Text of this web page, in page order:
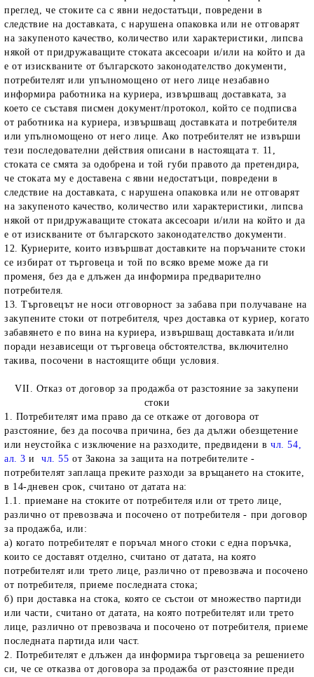
преглед, че стоките са с явни недостатъци, повредени в
следствие на доставката, с нарушена опаковка или не отговарят
на закупеното качество, количество или характеристики, липсва
някой от придружаващите стоката аксесоари и/или на който и да
е от изискваните от българското законодателство документи,
потребителят или упълномощено от него лице незабавно
информира работника на куриера, извършващ доставката, за
което се съставя писмен документ/протокол, който се подписва
от работника на куриера, извършващ доставката и потребителя
или упълномощено от него лице. Ако потребителят не извърши
тези последователни действия описани в настоящата т. 11,
стоката се смята за одобрена и той губи правото да претендира,
че стоката му е доставена с явни недостатъци, повредени в
следствие на доставката, с нарушена опаковка или не отговарят
на закупеното качество, количество или характеристики, липсва
някой от придружаващите стоката аксесоари и/или на който и да
е от изискваните от българското законодателство документи.
12. Куриерите, които извършват доставките на поръчаните стоки
се избират от търговеца и той по всяко време може да ги
променя, без да е длъжен да информира предварително
потребителя.
13. Търговецът не носи отговорност за забава при получаване на
закупените стоки от потребителя, чрез доставка от куриер, когато
забавянето е по вина на куриера, извършващ доставката и/или
поради независещи от търговеца обстоятелства, включително
такива, посочени в настоящите общи условия.
VII. Отказ от договор за продажба от разстояние за закупени
стоки
1. Потребителят има право да се откаже от договора от
разстояние, без да посочва причина, без да дължи обезщетение
или неустойка с изключение на разходите, предвидени вчл. 54,
ал. 3 ичл. 55 от Закона за защита на потребителите -
потребителят заплаща преките разходи за връщането на стоките,
в 14-дневен срок, считано от датата на:
1.1. приемане на стоките от потребителя или от трето лице,
различно от превозвача и посочено от потребителя - при договор
за продажба, или:
а) когато потребителят е поръчал много стоки с една поръчка,
които се доставят отделно, считано от датата, на която
потребителят или трето лице, различно от превозвача и посочено
от потребителя, приеме последната стока;
б) при доставка на стока, която се състои от множество партиди
или части, считано от датата, на която потребителят или трето
лице, различно от превозвача и посочено от потребителя, приеме
последната партида или част.
2. Потребителят е длъжен да информира търговеца за решението
си, че се отказва от договора за продажба от разстояние преди